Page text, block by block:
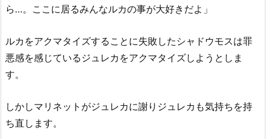
ら…。ここに居るみんなルカの事が大好きだよ」
ルカをアクマタイズすることに失敗したシャドウモスは罪
悪感を感じているジュレカをアクマタイズしようとしま
す。
しかしマリネットがジュレカに謝りジュレカも気持ちを持
ち直します。